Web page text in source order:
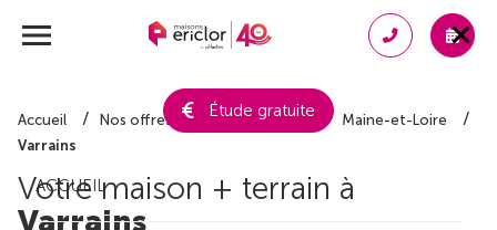
Étude gratuite
ACCUEIL
Accueil Nos offres de maison + terrain
Maine-et-Loire
Varrains
Votre maison + terrain à
Varrains